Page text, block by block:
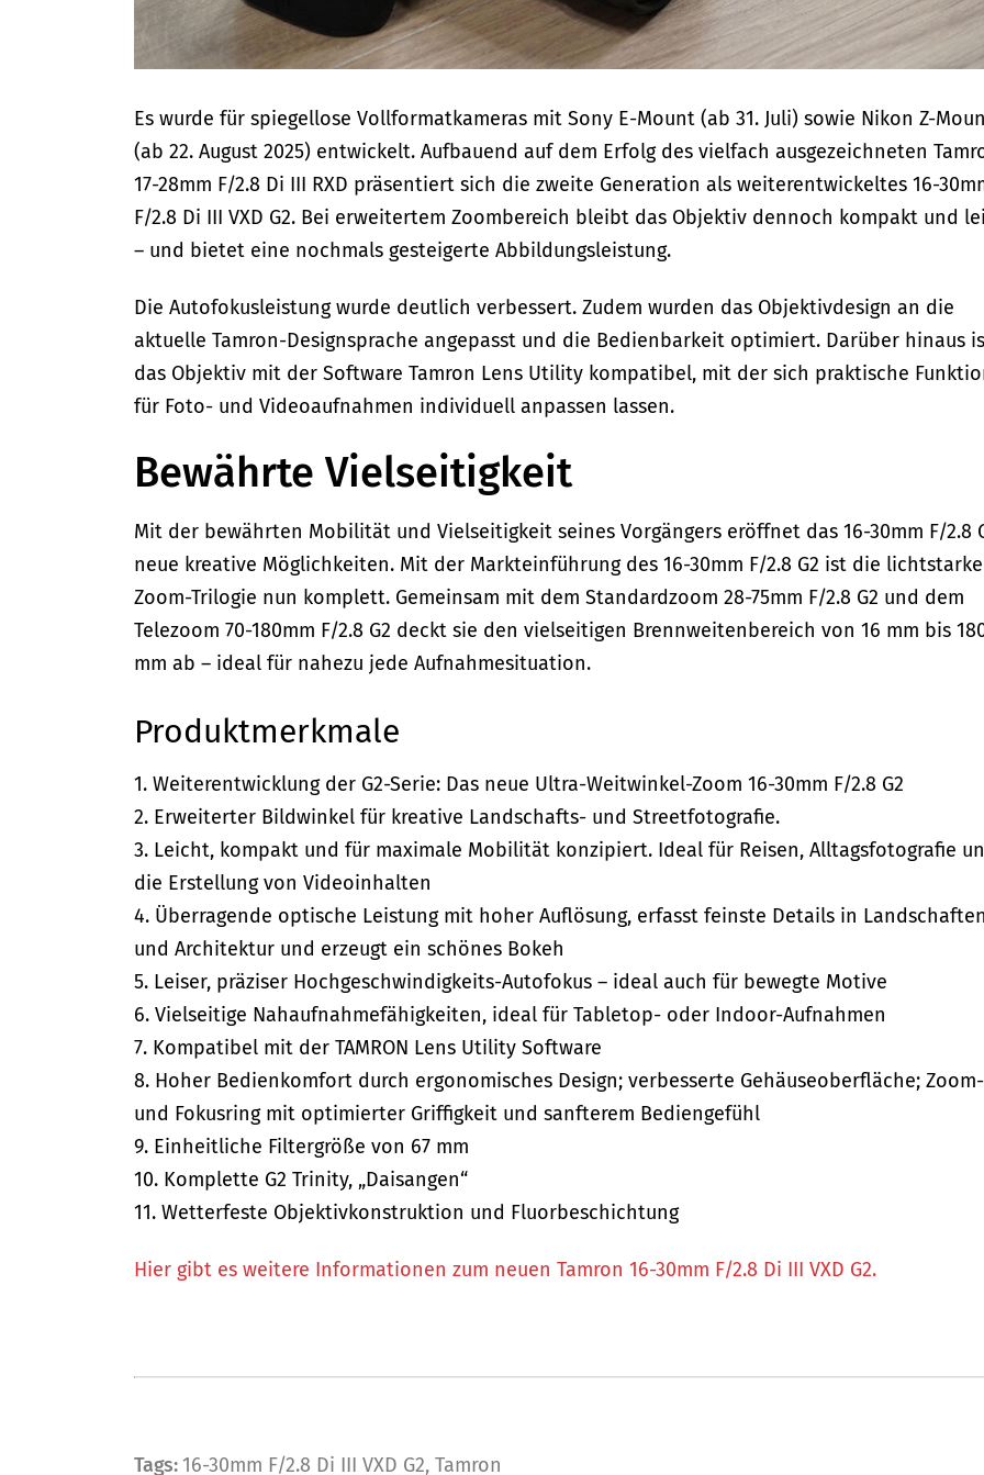
Es wurde für spiegellose Vollformatkameras mit Sony E-Mount (ab 31. Juli) sowie Nikon Z-
(ab 22. August 2025) entwickelt. Aufbauend auf dem Erfolg des vielfach ausgezeichneten
17-28mm F/2.8 Di III RXD präsentiert sich die zweite Generation als weiterentwickeltes 16-
F/2.8 Di III VXD G2. Bei erweitertem Zoombereich bleibt das Objektiv dennoch kompakt und
– und bietet eine nochmals gesteigerte Abbildungsleistung.
Die Autofokusleistung wurde deutlich verbessert. Zudem wurden das Objektivdesign an die
aktuelle Tamron-Designsprache angepasst und die Bedienbarkeit optimiert. Darüber hinaus
das Objektiv mit der Software Tamron Lens Utility kompatibel, mit der sich praktische
für Foto- und Videoaufnahmen individuell anpassen lassen.
Bewährte Vielseitigkeit
Mit der bewährten Mobilität und Vielseitigkeit seines Vorgängers eröffnet das 16-30mm F/2.8
neue kreative Möglichkeiten. Mit der Markteinführung des 16-30mm F/2.8 G2 ist die lichtstarke
Zoom-Trilogie nun komplett. Gemeinsam mit dem Standardzoom 28-75mm F/2.8 G2 und dem
Telezoom 70-180mm F/2.8 G2 deckt sie den vielseitigen Brennweitenbereich von 16 mm bis
mm ab – ideal für nahezu jede Aufnahmesituation.
Produktmerkmale
1. Weiterentwicklung der G2-Serie: Das neue Ultra-Weitwinkel-Zoom 16-30mm F/2.8 G2
2. Erweiterter Bildwinkel für kreative Landschafts- und Streetfotografie.
3. Leicht, kompakt und für maximale Mobilität konzipiert. Ideal für Reisen, Alltagsfotografie
die Erstellung von Videoinhalten
4. Überragende optische Leistung mit hoher Auflösung, erfasst feinste Details in Landschaften
und Architektur und erzeugt ein schönes Bokeh
5. Leiser, präziser Hochgeschwindigkeits-Autofokus – ideal auch für bewegte Motive
6. Vielseitige Nahaufnahmefähigkeiten, ideal für Tabletop- oder Indoor-Aufnahmen
7. Kompatibel mit der TAMRON Lens Utility Software
8. Hoher Bedienkomfort durch ergonomisches Design; verbesserte Gehäuseoberfläche; Zoom-
und Fokusring mit optimierter Griffigkeit und sanfterem Bediengefühl
9. Einheitliche Filtergröße von 67 mm
10. Komplette G2 Trinity, „Daisangen“
11. Wetterfeste Objektivkonstruktion und Fluorbeschichtung
Hier gibt es weitere Informationen zum neuen Tamron 16-30mm F/2.8 Di III VXD G2.
Tags: 16-30mm F/2.8 Di III VXD G2, Tamron